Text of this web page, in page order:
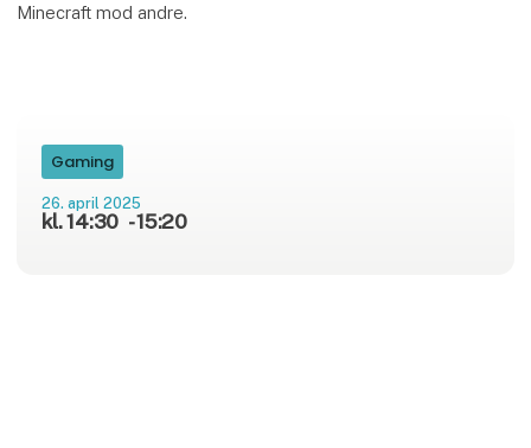
Minecraft mod andre.
Gaming
26. april 2025
kl. 14:30 - 15:20